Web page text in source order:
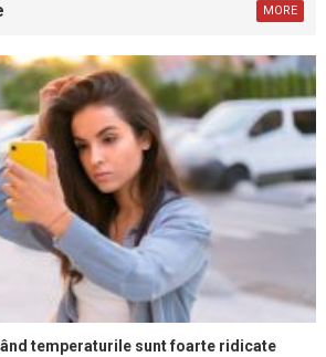
MORE
temperaturile sunt foarte ridicate